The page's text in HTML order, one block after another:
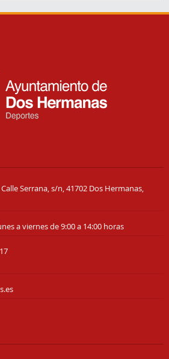
Serrana, s/n, 41702 Dos Hermanas,
a viernes de 9:00 a 14:00 horas